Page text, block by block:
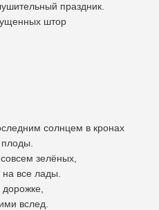
праздник.
штор
солнцем в кронах
зелёных,
все лады.
вслед.